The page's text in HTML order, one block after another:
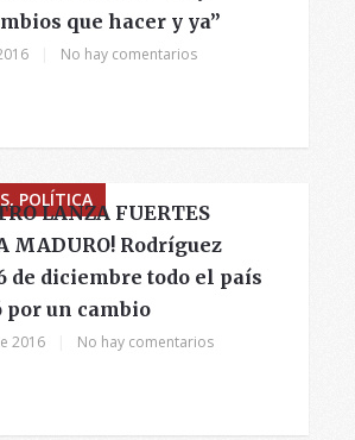
que hacer y ya”
No hay comentarios
POLÍTICA
LANZA FUERTES
MADURO! Rodríguez
de diciembre todo el país
por un cambio
2016 No hay comentarios